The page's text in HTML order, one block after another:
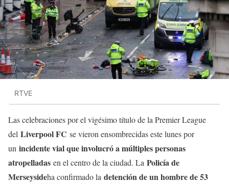
RTVE
Las celebraciones por el vigésimo título de la Premier League
del Liverpool FC se vieron ensombrecidas este lunes por
un incidente vial que involucró a múltiples personas
atropelladas en el centro de la ciudad. La Policía de
Merseysideha confirmado la detención de un hombre de 53